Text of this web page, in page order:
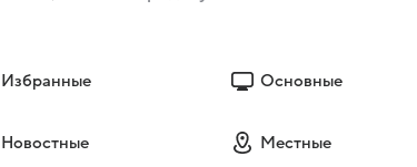
Избранные Основные
Новостные Местные